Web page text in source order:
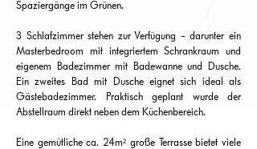
Spaziergänge im Grünen.
3 Schlafzimmer stehen zur Verfügung – darunter ein
Masterbedroom mit integriertem Schrankraum und
eigenem Badezimmer mit Badewanne und Dusche.
Ein zweites Bad mit Dusche eignet sich ideal als
Gästebadezimmer. Praktisch geplant wurde der
Abstellraum direkt neben dem Küchenbereich.
Eine gemütliche ca. 24m² große Terrasse bietet viele